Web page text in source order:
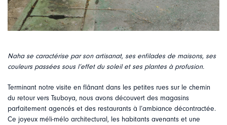
Naha se caractérise par son artisanat, ses enfilades de maisons, ses
couleurs passées sous l’effet du soleil et ses plantes à profusion.
Terminant notre visite en flânant dans les petites rues sur le chemin
du retour vers Tsuboya, nous avons découvert des magasins
parfaitement agencés et des restaurants à l’ambiance décontractée.
Ce joyeux méli-mélo architectural, les habitants avenants et une